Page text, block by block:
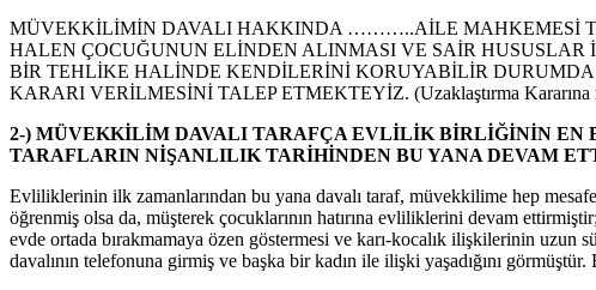
MÜVEKKİLİMİN DAVALI HAKKINDA ………..AİLE MAHKEMESİ
HALEN ÇOCUĞUNUN ELİNDEN ALINMASI VE SAİR
BİR TEHLİKE HALİNDE KENDİLERİNİ KORUYABİLİR
KARARI VERİLMESİNİ TALEP ETMEKTEYİZ. (Uzaklaştırma Kararına
2-) MÜVEKKİLİM DAVALI TARAFÇA EVLİLİK BİRLİĞİNİN EN
TARAFLARIN NİŞANLILIK TARİHİNDEN BU YANA DEVAM
Evliliklerinin ilk zamanlarından bu yana davalı taraf, müvekkilime hep
öğrenmiş olsa da, müşterek çocuklarının hatırına evliliklerini devam
evde ortada bırakmamaya özen göstermesi ve karı-kocalık ilişkilerinin
davalının telefonuna girmiş ve başka bir kadın ile ilişki yaşadığını